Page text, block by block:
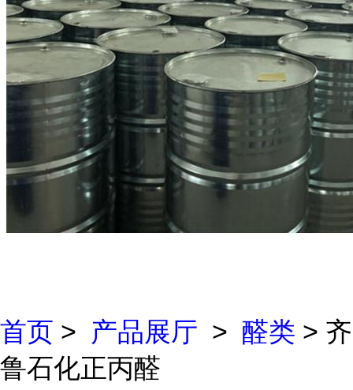
首页 > 产品展厅 > 醛类 > 齐
鲁石化正丙醛